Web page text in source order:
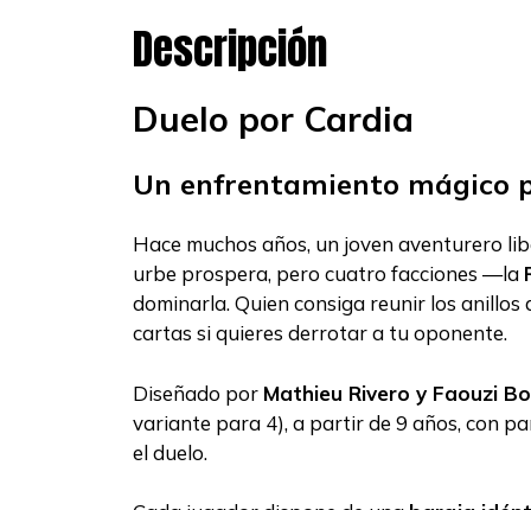
Descripción
Duelo por Cardia
Un enfrentamiento mágico
Hace muchos años, un joven aventurero
urbe prospera, pero cuatro facciones —la
dominarla. Quien consiga reunir los
cartas si quieres derrotar a tu oponente.
Diseñado por Mathieu Rivero y Faouzi
variante para 4), a partir de 9 años, con
el duelo.